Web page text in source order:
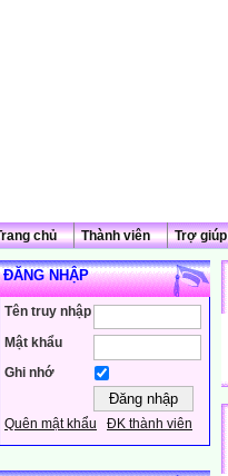
chủ Thành viên Trợ giúp
ĐĂNG NHẬP
Tên truy nhập
Mật khẩu
Ghi nhớ
Quên mật khẩu ĐK thành viên